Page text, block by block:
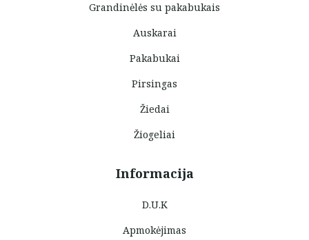
Grandinėlės su pakabukais
Auskarai
Pakabukai
Pirsingas
Žiedai
Žiogeliai
Informacija
D.U.K
Apmokėjimas